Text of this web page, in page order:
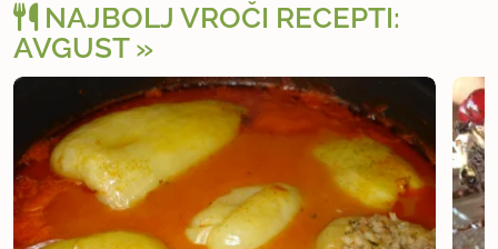
NAJBOLJ VROČI RECEPTI:
AVGUST